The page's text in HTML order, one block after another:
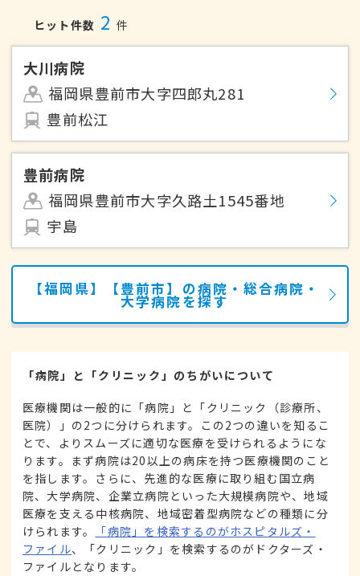
ヒット件数 2 件
大川病院
福岡県豊前市大字四郎丸281
豊前松江
豊前病院
福岡県豊前市大字久路土1545番地
宇島
【福岡県】【豊前市】の病院・総合病院・
大学病院を探す
「病院」と「クリニック」のちがいについて
医療機関は一般的に「病院」と「クリニック（診療所、
医院）」の2つに分けられます。この2つの違いを知るこ
とで、よりスムーズに適切な医療を受けられるようにな
ります。まず病院は20以上の病床を持つ医療機関のこと
を指します。さらに、先進的な医療に取り組む国立病
院、大学病院、企業立病院といった大規模病院や、地域
医療を支える中核病院、地域密着型病院などの種類に分
けられます。
「病院」を検索するのがホスピタルズ・
ファイル、「クリニック」を検索するのがドクターズ・
ファイルとなります。